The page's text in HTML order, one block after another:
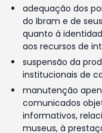
adequação dos
do Ibram e de
quanto à
aos recursos de
suspensão da
institucionais de
manutenção
comunicados
informativos,
museus, à